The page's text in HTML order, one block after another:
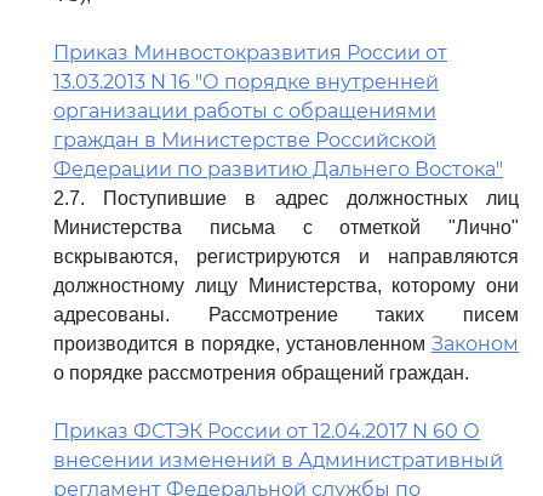
Приказ Минвостокразвития России от
13.03.2013 N 16 "О порядке внутренней
организации работы с обращениями
граждан в Министерстве Российской
Федерации по развитию Дальнего Востока"
2.7. Поступившие в адрес должностных лиц
Министерства письма с отметкой "Лично"
вскрываются, регистрируются и направляются
должностному лицу Министерства, которому они
адресованы. Рассмотрение таких писем
производится в порядке, установленном Законом
о порядке рассмотрения обращений граждан.
Приказ ФСТЭК России от 12.04.2017 N 60 О
внесении изменений в Административный
регламент Федеральной службы по